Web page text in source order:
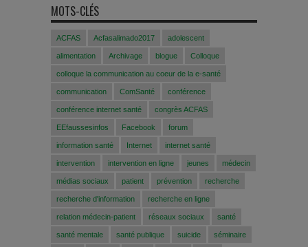
MOTS-CLÉS
ACFAS Acfasalimado2017 adolescent
alimentation Archivage blogue Colloque
colloque la communication au coeur de la e-santé
communication ComSanté conférence
conférence internet santé congrès ACFAS
EEfaussesinfos Facebook forum
information santé Internet internet santé
intervention intervention en ligne jeunes médecin
médias sociaux patient prévention recherche
recherche d'information recherche en ligne
relation médecin-patient réseaux sociaux santé
santé mentale santé publique suicide séminaire